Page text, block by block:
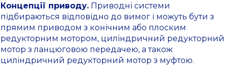
Концепції приводу. Приводні системи
підбираються відповідно до вимог і можуть бути з
прямим приводом з конічним або плоским
редукторним мотором, циліндричний редукторний
мотор з ланцюговою передачею, а також
циліндричний редукторний мотор з муфтою.